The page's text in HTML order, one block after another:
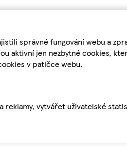
správné fungování webu a
aktivní jen nezbytné cookies,
v patičce webu.
vytvářet uživatelské